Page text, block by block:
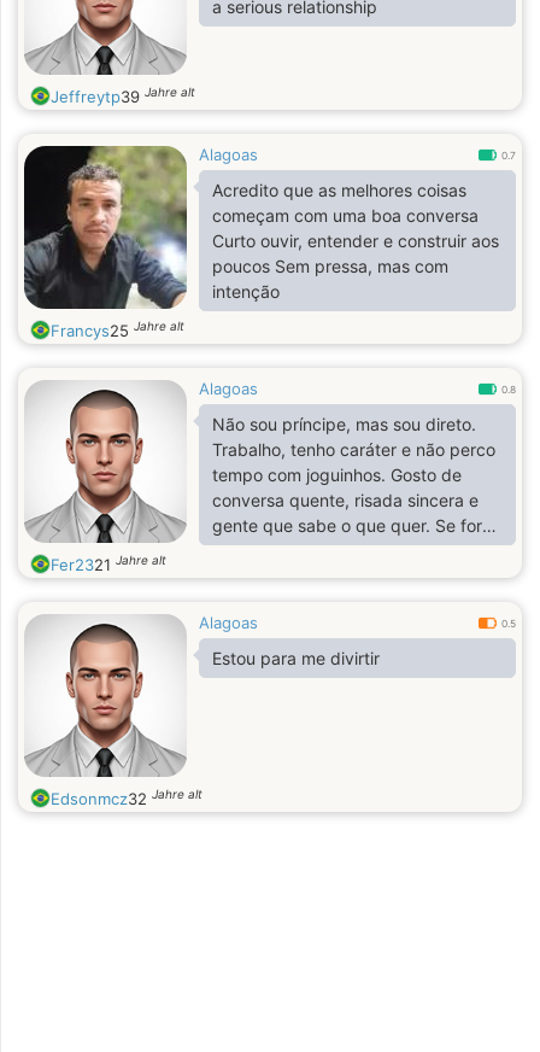
a serious relationship
Jeffreytp39 Jahre alt
Alagoas 0.7
Acredito que as melhores coisas
começam com uma boa conversa
Curto ouvir, entender e construir aos
poucos Sem pressa, mas com
intenção
Francys25 Jahre alt
Alagoas 0.8
Não sou príncipe, mas sou direto.
Trabalho, tenho caráter e não perco
tempo com joguinhos. Gosto de
conversa quente, risada sincera e
gente que sabe o que quer. Se for
confusão, passa. Se for verdade,
chega.
Fer2321 Jahre alt
Alagoas 0.5
Estou para me divirtir
Edsonmcz32 Jahre alt